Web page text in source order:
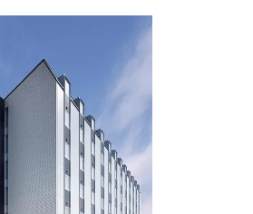
では近い場所となっております。